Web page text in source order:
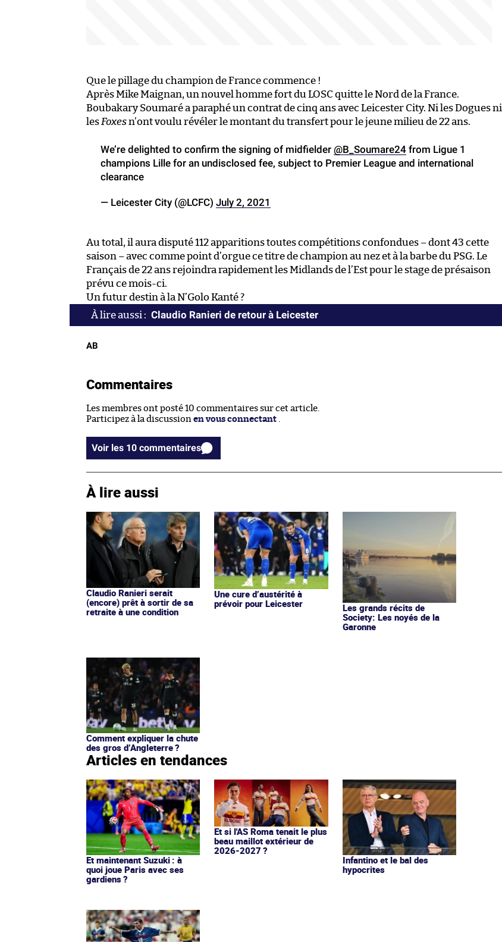
Que le pillage du champion de France commence !
Après Mike Maignan, un nouvel homme fort du LOSC quitte le Nord de la France.
Boubakary Soumaré a paraphé un contrat de cinq ans avec Leicester City. Ni les Dogues ni
les Foxesn’ont voulu révéler le montant du transfert pour le jeune milieu de 22 ans.
We’re delighted to confirm the signing of midfielder @B_Soumare24 from Ligue 1
champions Lille for an undisclosed fee, subject to Premier League and international
clearance
— Leicester City (@LCFC) July 2, 2021
Au total, il aura disputé 112 apparitions toutes compétitions confondues – dont 43 cette
saison – avec comme point d’orgue ce titre de champion au nez et à la barbe du PSG. Le
Français de 22 ans rejoindra rapidement les Midlands de l’Est pour le stage de présaison
prévu ce mois-ci.
Un futur destin à la N’Golo Kanté ?
Claudio Ranieri de retour à Leicester
AB
Commentaires
Les membres ont posté 10 commentaires sur cet article.
Participez à la discussion en vous connectant .
Voir les 10 commentaires
À lire aussi
Claudio Ranieri serait
(encore) prêt à sortir de sa
retraite à une condition
Une cure d’austérité à
prévoir pour Leicester
Les grands récits de
Society: Les noyés de la
Garonne
Comment expliquer la chute
des gros d’Angleterre ?
Articles en tendances
Et maintenant Suzuki : à
quoi joue Paris avec ses
gardiens ?
Et si l'AS Roma tenait le plus
beau maillot extérieur de
2026-2027 ?
Infantino et le bal des
hypocrites